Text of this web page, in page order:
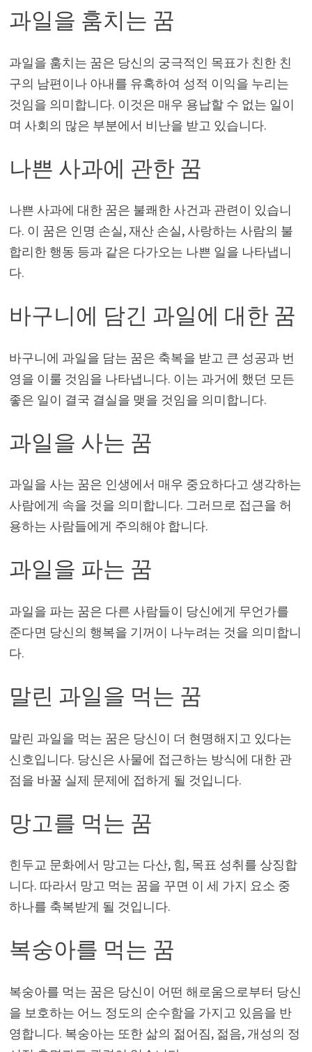
과일을 훔치는 꿈
과일을 훔치는 꿈은 당신의 궁극적인 목표가 친한 친
구의 남편이나 아내를 유혹하여 성적 이익을 누리는
것임을 의미합니다. 이것은 매우 용납할 수 없는 일이
며 사회의 많은 부분에서 비난을 받고 있습니다.
나쁜 사과에 관한 꿈
나쁜 사과에 대한 꿈은 불쾌한 사건과 관련이 있습니
다. 이 꿈은 인명 손실, 재산 손실, 사랑하는 사람의 불
합리한 행동 등과 같은 다가오는 나쁜 일을 나타냅니
다.
바구니에 담긴 과일에 대한 꿈
바구니에 과일을 담는 꿈은 축복을 받고 큰 성공과 번
영을 이룰 것임을 나타냅니다. 이는 과거에 했던 모든
좋은 일이 결국 결실을 맺을 것임을 의미합니다.
과일을 사는 꿈
과일을 사는 꿈은 인생에서 매우 중요하다고 생각하는
사람에게 속을 것을 의미합니다. 그러므로 접근을 허
용하는 사람들에게 주의해야 합니다.
과일을 파는 꿈
과일을 파는 꿈은 다른 사람들이 당신에게 무언가를
준다면 당신의 행복을 기꺼이 나누려는 것을 의미합니
다.
말린 과일을 먹는 꿈
말린 과일을 먹는 꿈은 당신이 더 현명해지고 있다는
신호입니다. 당신은 사물에 접근하는 방식에 대한 관
점을 바꿀 실제 문제에 접하게 될 것입니다.
망고를 먹는 꿈
힌두교 문화에서 망고는 다산, 힘, 목표 성취를 상징합
니다. 따라서 망고 먹는 꿈을 꾸면 이 세 가지 요소 중
하나를 축복받게 될 것입니다.
복숭아를 먹는 꿈
복숭아를 먹는 꿈은 당신이 어떤 해로움으로부터 당신
을 보호하는 어느 정도의 순수함을 가지고 있음을 반
영합니다. 복숭아는 또한 삶의 젊어짐, 젊음, 개성의 정